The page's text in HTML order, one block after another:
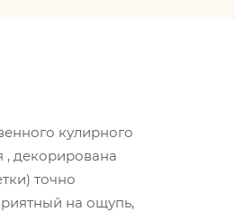
кулирного
, декорирована
точно
на ощупь,